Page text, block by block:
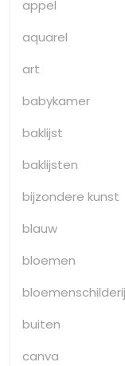
appel
aquarel
art
babykamer
baklijst
baklijsten
bijzondere kunst
blauw
bloemen
buiten
canva